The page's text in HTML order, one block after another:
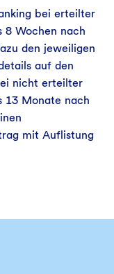
bei erteilter
8 Wochen nach
den jeweiligen
auf den
nicht erteilter
13 Monate nach
mit Auflistung